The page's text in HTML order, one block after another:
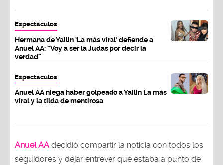
Espectáculos
Hermana de Yailin ‘La más viral’ defiende a
Anuel AA: “Voy a ser la Judas por decir la
verdad”
Espectáculos
Anuel AA niega haber golpeado a Yailin La más
viral y la tilda de mentirosa
Anuel AA decidió compartir la noticia con todos los
seguidores y dejar entrever que estaba a punto de